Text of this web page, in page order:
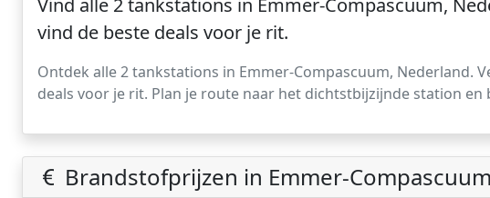
Vind alle 2 tankstations in Emmer-Compascuum,
vind de beste deals voor je rit.
Ontdek alle 2 tankstations in Emmer-Compascuum, Nederland.
deals voor je rit. Plan je route naar het dichtstbijzijnde station
Brandstofprijzen in Emmer-Compascuum